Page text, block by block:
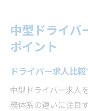
中型ドライバ
ポイント
ドライバー求人比
中型ドライバー求人
務体系の違いに注目